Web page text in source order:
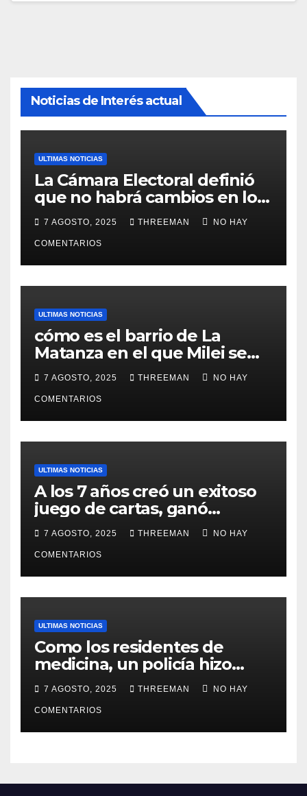
Noticias de Interés actual
ULTIMAS NOTICIAS
La Cámara Electoral definió
que no habrá cambios en los
lugares de votación en La
Matanza
7 AGOSTO, 2025 THREEMAN NO HAY
COMENTARIOS
ULTIMAS NOTICIAS
cómo es el barrio de La
Matanza en el que Milei se
sacó la foto de lanzamiento
de campaña en provincia de
Buenos Aires
7 AGOSTO, 2025 THREEMAN NO HAY
COMENTARIOS
ULTIMAS NOTICIAS
A los 7 años creó un exitoso
juego de cartas, ganó
millones y ahora vendió la
idea para cumplir su sueño
7 AGOSTO, 2025 THREEMAN NO HAY
COMENTARIOS
ULTIMAS NOTICIAS
Como los residentes de
medicina, un policía hizo
trampa en un examen para
obtener un ascenso en Santa
Fe y fue suspendido
7 AGOSTO, 2025 THREEMAN NO HAY
COMENTARIOS